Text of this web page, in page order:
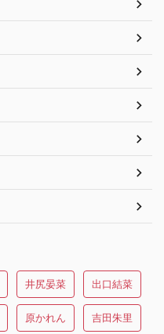
井尻晏菜 出口結菜
原かれん 吉田朱里